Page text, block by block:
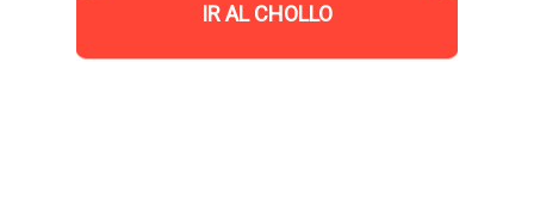
IR AL CHOLLO